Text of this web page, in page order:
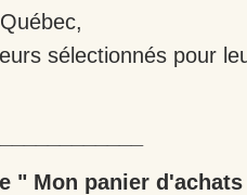
sélectionnés pour
" Mon panier